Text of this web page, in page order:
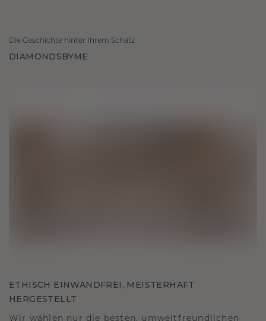
Die Geschichte hinter Ihrem Schatz
DIAMONDSBYME
ETHISCH EINWANDFREI, MEISTERHAFT
HERGESTELLT
Wir wählen nur die besten, umweltfreundlichen